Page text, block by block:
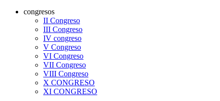
congresos
II Congreso
III Congreso
IV congreso
V Congreso
VI Congreso
VII Congreso
VIII Congreso
X CONGRESO
XI CONGRESO